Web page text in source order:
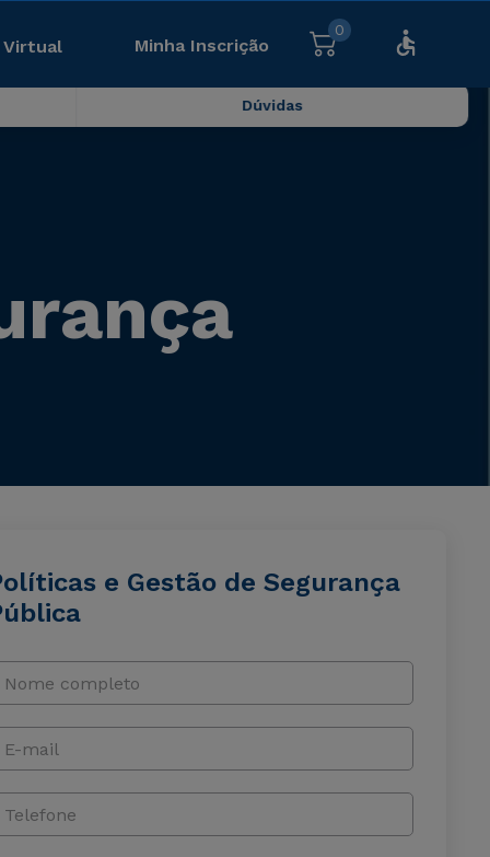
Virtual Minha Inscrição
0
Dúvidas
e Gestão de Segurança
Nome completo
E-mail
Telefone